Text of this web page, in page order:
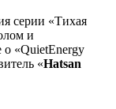
серии «Тихая
и
«QuietEnergy
«Hatsan